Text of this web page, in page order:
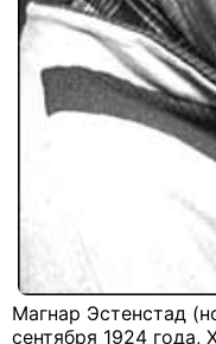
Магнар Эстенстад
сентября 1924